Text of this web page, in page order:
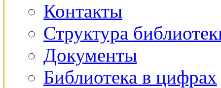
Контакты
Структура
Документы
Библиотека в цифрах